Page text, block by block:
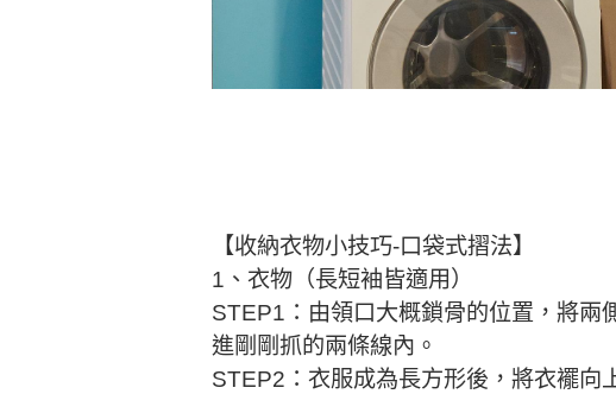
【收納衣物小技巧-口袋式摺法】
1、衣物（長短袖皆適用）
STEP1：由領口大概鎖骨的位置，將兩
進剛剛抓的兩條線內。
STEP2：衣服成為長方形後，將衣襬向